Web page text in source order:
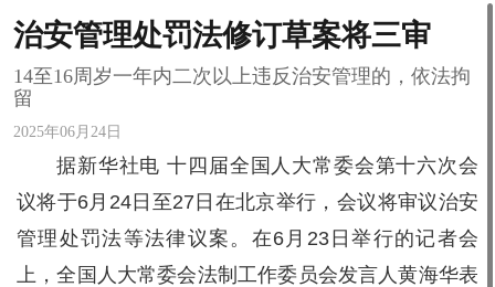
治安管理处罚法修订草案将三审
14至16周岁一年内二次以上违反治安管理的，依法拘
留
2025年06月24日
据新华社电 十四届全国人大常委会第十六次会
议将于6月24日至27日在北京举行，会议将审议治安
管理处罚法等法律议案。在6月23日举行的记者会
上，全国人大常委会法制工作委员会发言人黄海华表